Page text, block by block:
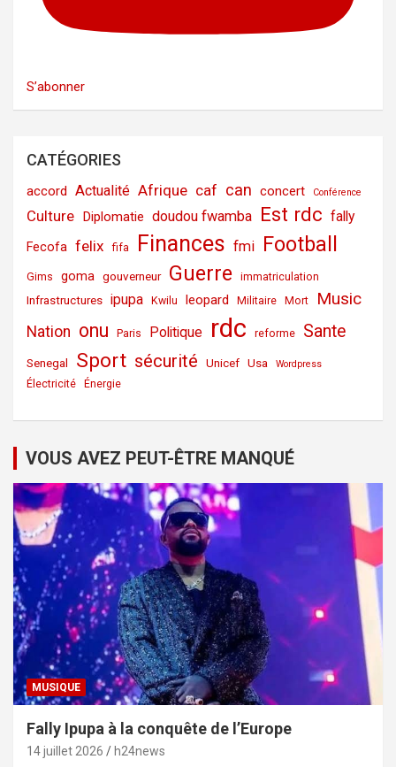
S’abonner
CATÉGORIES
accord Actualité Afrique caf can concert Conférence
Culture Diplomatie doudou fwamba Est rdc fally
Fecofa felix fifa Finances fmi Football
Gims goma gouverneur Guerre immatriculation
Infrastructures ipupa Kwilu leopard Militaire Mort Music
Nation onu Paris Politique rdc reforme Sante
Senegal Sport sécurité Unicef Usa Wordpress
Électricité Énergie
VOUS AVEZ PEUT-ÊTRE MANQUÉ
MUSIQUE
Fally Ipupa à la conquête de l’Europe
14 juillet 2026 h24news